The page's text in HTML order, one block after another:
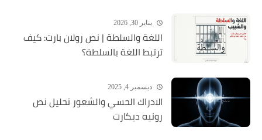
يناير 30, 2026
اللغة والسلطة | نص رولان بارت: كيف
ترتبط اللغة بالسلطة؟
ديسمبر 4, 2025
الادراك الحسي والشعور تحليل نص
رونيه ديكارت